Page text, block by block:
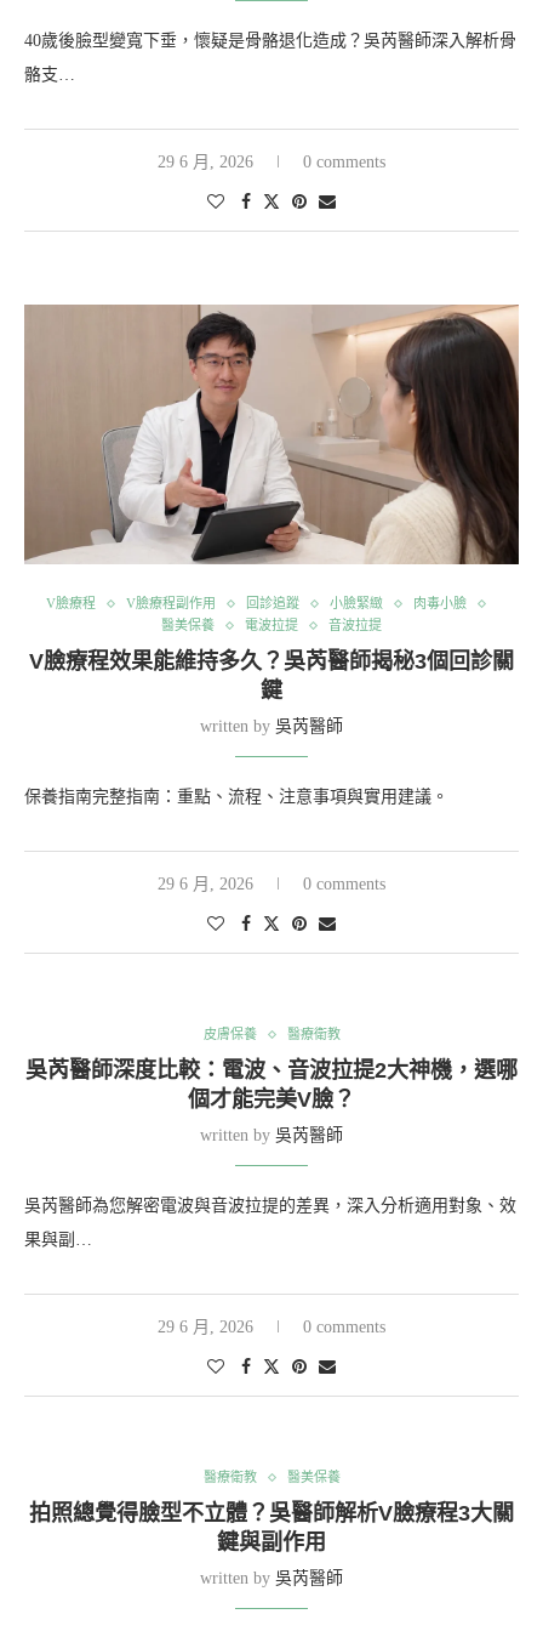
40歲後臉型變寬下垂，懷疑是骨骼退化造成？吳芮醫師深入解析骨
骼支…
29 6 月, 2026 0 comments
V臉療程 V臉療程副作用 回診追蹤 小臉緊緻
肉毒小臉
醫美保養
電波拉提 音波拉提
V臉療程效果能維持多久？吳芮醫師揭秘3個回診關
鍵
written by 吳芮醫師
保養指南完整指南：重點、流程、注意事項與實用建議。
29 6 月, 2026 0 comments
皮膚保養 醫療衛教
吳芮醫師深度比較：電波、音波拉提2大神機，選哪
個才能完美V臉？
written by 吳芮醫師
吳芮醫師為您解密電波與音波拉提的差異，深入分析適用對象、效
果與副…
29 6 月, 2026 0 comments
醫療衛教 醫美保養
拍照總覺得臉型不立體？吳醫師解析V臉療程3大關
鍵與副作用
written by 吳芮醫師